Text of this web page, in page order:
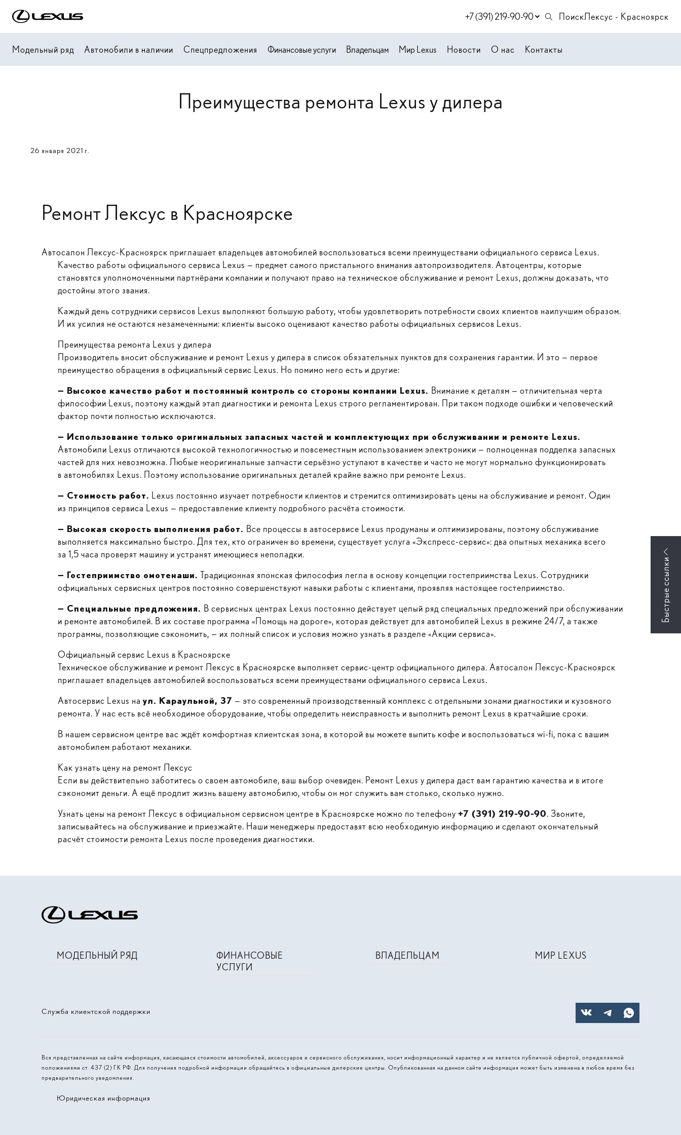
+7 (391) 219-90-90 ПоискЛексус - Красноярск
Модельный ряд Автомобили в наличии Спецпредложения Финансовые услуги Владельцам Мир Lexus Новости О нас Контакты
Преимущества ремонта Lexus у дилера
26 января 2021 г.
Ремонт Лексус в Красноярске
Автосалон Лексус-Красноярск приглашает владельцев автомобилей воспользоваться всеми преимуществами официального сервиса Lexus.
Качество работы официального сервиса Lexus — предмет самого пристального внимания автопроизводителя. Автоцентры, которые
становятся уполномоченными партнёрами компании и получают право на техническое обслуживание и ремонт Lexus, должны доказать, что
достойны этого звания.
Каждый день сотрудники сервисов Lexus выполняют большую работу, чтобы удовлетворить потребности своих клиентов наилучшим образом.
И их усилия не остаются незамеченными: клиенты высоко оценивают качество работы официальных сервисов Lexus.
Преимущества ремонта Lexus у дилера
Производитель вносит обслуживание и ремонт Lexus у дилера в список обязательных пунктов для сохранения гарантии. И это — первое
преимущество обращения в официальный сервис Lexus. Но помимо него есть и другие:
— Высокое качество работ и постоянный контроль со стороны компании Lexus. Внимание к деталям — отличительная черта
философии Lexus, поэтому каждый этап диагностики и ремонта Lexus строго регламентирован. При таком подходе ошибки и человеческий
фактор почти полностью исключаются.
— Использование только оригинальных запасных частей и комплектующих при обслуживании и ремонте Lexus.
Автомобили Lexus отличаются высокой технологичностью и повсеместным использованием электроники — полноценная подделка запасных
частей для них невозможна. Любые неоригинальные запчасти серьёзно уступают в качестве и часто не могут нормально функционировать
в автомобилях Lexus. Поэтому использование оригинальных деталей крайне важно при ремонте Lexus.
— Стоимость работ. Lexus постоянно изучает потребности клиентов и стремится оптимизировать цены на обслуживание и ремонт. Один
из принципов сервиса Lexus — предоставление клиенту подробного расчёта стоимости.
— Высокая скорость выполнения работ. Все процессы в автосервисе Lexus продуманы и оптимизированы, поэтому обслуживание
выполняется максимально быстро. Для тех, кто ограничен во времени, существует услуга «Экспресс-сервис»: два опытных механика всего
за 1,5 часа проверят машину и устранят имеющиеся неполадки.
— Гостеприимство омотенаши. Традиционная японская философия легла в основу концепции гостеприимства Lexus. Сотрудники
официальных сервисных центров постоянно совершенствуют навыки работы с клиентами, проявляя настоящее гостеприимство.
— Специальные предложения. В сервисных центрах Lexus постоянно действует целый ряд специальных предложений при обслуживании
и ремонте автомобилей. В их составе программа «Помощь на дороге», которая действует для автомобилей Lexus в режиме 24/7, а также
программы, позволяющие сэкономить, — их полный список и условия можно узнать в разделе «Акции сервиса».
Официальный сервис Lexus в Красноярске
Техническое обслуживание и ремонт Лексус в Красноярске выполняет сервис-центр официального дилера. Автосалон Лексус-Красноярск
приглашает владельцев автомобилей воспользоваться всеми преимуществами официального сервиса Lexus.
Автосервис Lexus на ул. Караульной, 37 — это современный производственный комплекс с отдельными зонами диагностики и кузовного
ремонта. У нас есть всё необходимое оборудование, чтобы определить неисправность и выполнить ремонт Lexus в кратчайшие сроки.
В нашем сервисном центре вас ждёт комфортная клиентская зона, в которой вы можете выпить кофе и воспользоваться wi-fi, пока с вашим
автомобилем работают механики.
Как узнать цену на ремонт Лексус
Если вы действительно заботитесь о своем автомобиле, ваш выбор очевиден. Ремонт Lexus у дилера даст вам гарантию качества и в итоге
сэкономит деньги. А ещё продлит жизнь вашему автомобилю, чтобы он мог служить вам столько, сколько нужно.
Узнать цены на ремонт Лексус в официальном сервисном центре в Красноярске можно по телефону +7 (391) 219-90-90. Звоните,
записывайтесь на обслуживание и приезжайте. Наши менеджеры предоставят всю необходимую информацию и сделают окончательный
расчёт стоимости ремонта Lexus после проведения диагностики.
Служба клиентской поддержки
МОДЕЛЬНЫЙ РЯД
ФИНАНСОВЫЕ
УСЛУГИ
ВЛАДЕЛЬЦАМ МИР LEXUS
Вся представленная на сайте информация, касающаяся стоимости автомобилей, аксессуаров и сервисного обслуживания, носит информационный характер и не является публичной офертой, определяемой
положениями ст. 437 (2) ГК РФ. Для получения подробной информации обращайтесь в официальные дилерские центры. Опубликованная на данном сайте информация может быть изменена в любое время без
предварительного уведомления.
Юридическая информация